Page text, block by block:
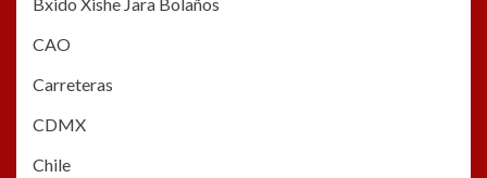
CAO
Carreteras
CDMX
Chile